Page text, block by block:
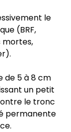
le
(BRF,
mortes,
de 5 à 8 cm
un petit
le tronc
permanente